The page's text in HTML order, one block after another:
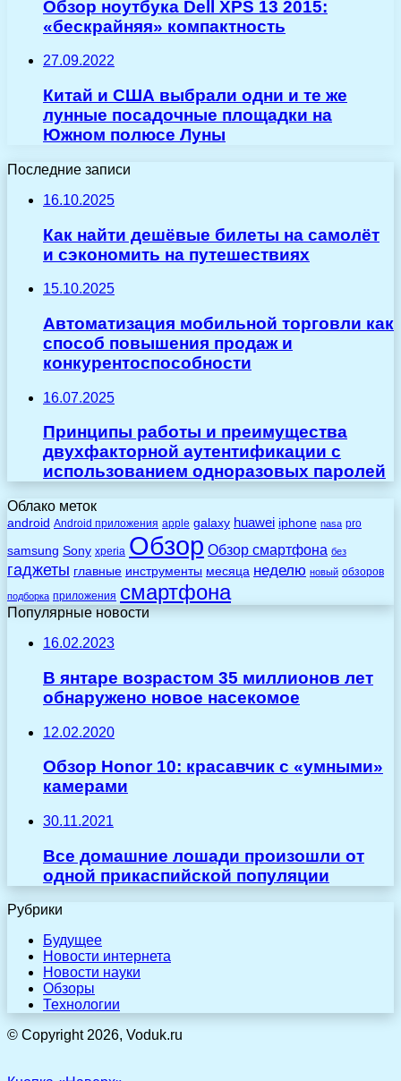
Обзор ноутбука Dell XPS 13 2015:
«бескрайняя» компактность
27.09.2022
Китай и США выбрали одни и те же
лунные посадочные площадки на
Южном полюсе Луны
Последние записи
16.10.2025
Как найти дешёвые билеты на самолёт
и сэкономить на путешествиях
15.10.2025
Автоматизация мобильной торговли как
способ повышения продаж и
конкурентоспособности
16.07.2025
Принципы работы и преимущества
двухфакторной аутентификации с
использованием одноразовых паролей
Облако меток
android Android приложения apple galaxy huawei iphone nasa pro
samsung Sony xperia Обзор Обзор смартфона без
гаджеты главные инструменты месяца неделю новый обзоров
подборка приложения смартфона
Популярные новости
16.02.2023
В янтаре возрастом 35 миллионов лет
обнаружено новое насекомое
12.02.2020
Обзор Honor 10: красавчик с «умными»
камерами
30.11.2021
Все домашние лошади произошли от
одной прикаспийской популяции
Рубрики
Будущее
Новости интернета
Новости науки
Обзоры
Технологии
© Copyright 2026, Voduk.ru